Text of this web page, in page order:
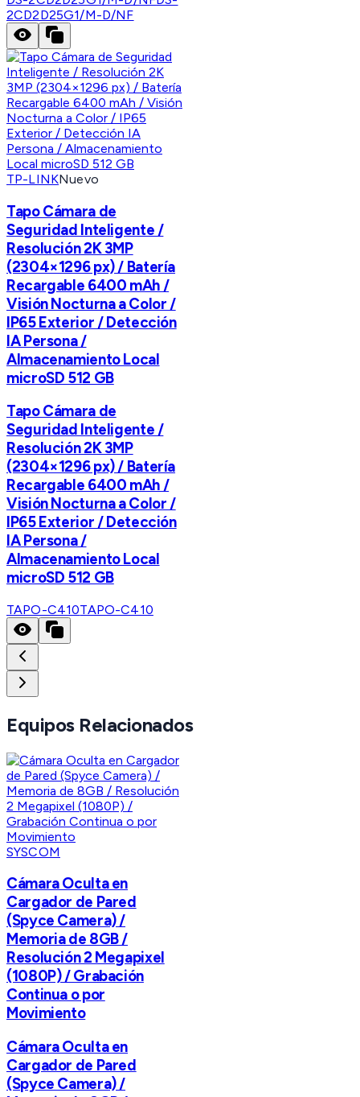
2CD2D25G1/M-D/NF
TP-LINKNuevo
Tapo Cámara de
Seguridad Inteligente /
Resolución 2K 3MP
(2304×1296 px) / Batería
Recargable 6400 mAh /
Visión Nocturna a Color /
IP65 Exterior / Detección
IA Persona /
Almacenamiento Local
microSD 512 GB
Tapo Cámara de
Seguridad Inteligente /
Resolución 2K 3MP
(2304×1296 px) / Batería
Recargable 6400 mAh /
Visión Nocturna a Color /
IP65 Exterior / Detección
IA Persona /
Almacenamiento Local
microSD 512 GB
TAPO-C410TAPO-C410
Equipos Relacionados
SYSCOM
Cámara Oculta en
Cargador de Pared
(Spyce Camera) /
Memoria de 8GB /
Resolución 2 Megapixel
(1080P) / Grabación
Continua o por
Movimiento
Cámara Oculta en
Cargador de Pared
(Spyce Camera) /